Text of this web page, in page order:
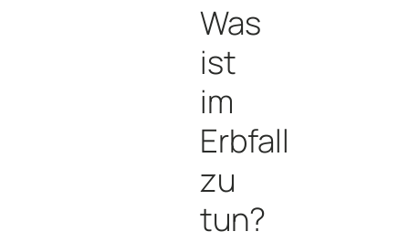
Was
ist
im
Erbfall
zu
tun?